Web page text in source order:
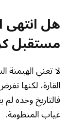
هل انتهى
مستقبل
لا تعني الهيمنة
القارة، لكنها
فالتاريخ وحده لم
غياب المنظومة.